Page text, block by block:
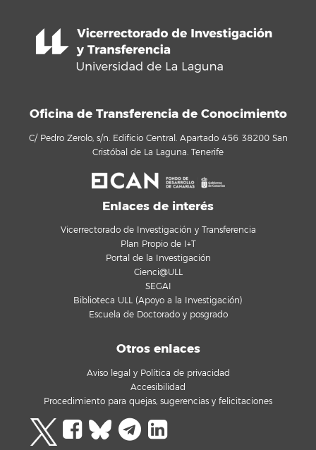
Oficina de Transferencia de Conocimiento
C/ Pedro Zerolo, s/n. Edificio Central. Apartado 456 38200 San
Cristóbal de La Laguna. Tenerife
Enlaces de interés
Vicerrectorado de Investigación y Transferencia
Plan Propio de I+T
Portal de la Investigación
Cienci@ULL
SEGAI
Biblioteca ULL (Apoyo a la Investigación)
Escuela de Doctorado y posgrado
Otros enlaces
Aviso legal y Política de privacidad
Accesibilidad
Procedimiento para quejas, sugerencias y felicitaciones